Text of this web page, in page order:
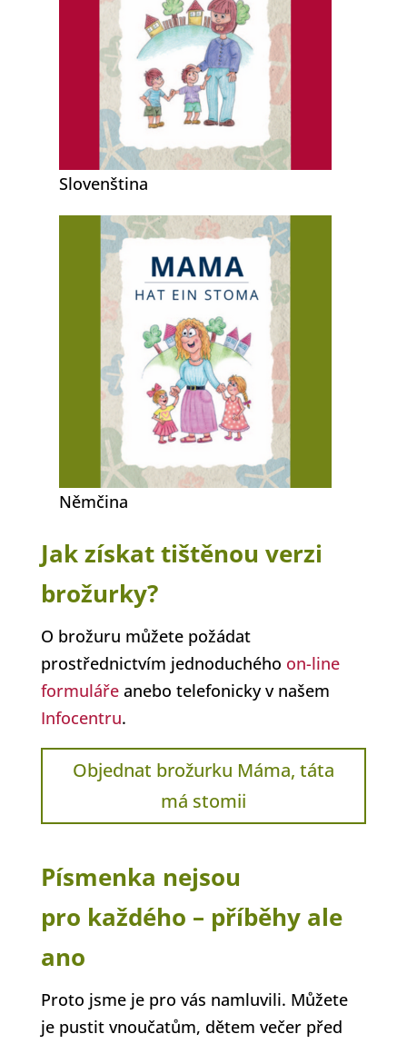
Slovenština
Němčina
Jak získat tištěnou verzi
brožurky?
O brožuru můžete požádat
prostřednictvím jednoduchého on-line
formulářeanebo telefonicky v našem
Infocentru.
Objednat brožurku Máma, táta
má stomii
Písmenka nejsou
pro každého – příběhy ale
ano
Proto jsme je pro vás namluvili. Můžete
je pustit vnoučatům, dětem večer před